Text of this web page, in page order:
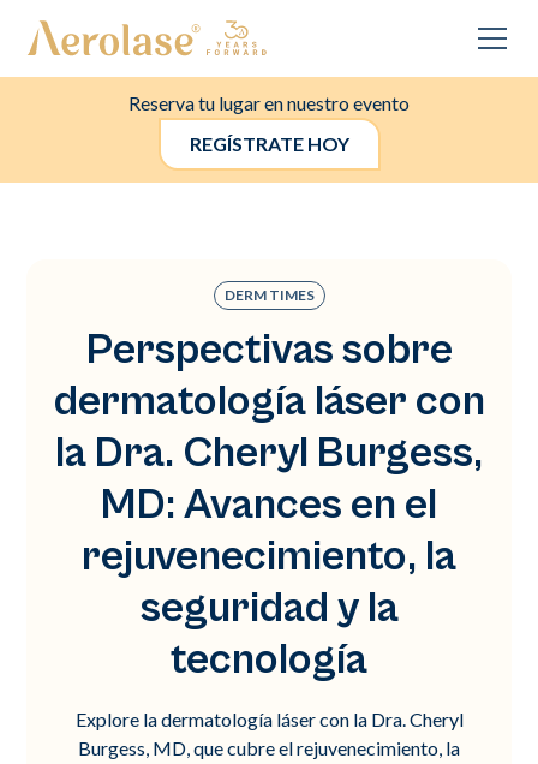
Reserva tu lugar en nuestro evento
REGÍSTRATE HOY
DERM TIMES
Perspectivas sobre
dermatología láser con
la Dra. Cheryl Burgess,
MD: Avances en el
rejuvenecimiento, la
seguridad y la
tecnología
Explore la dermatología láser con la Dra. Cheryl
Burgess, MD, que cubre el rejuvenecimiento, la